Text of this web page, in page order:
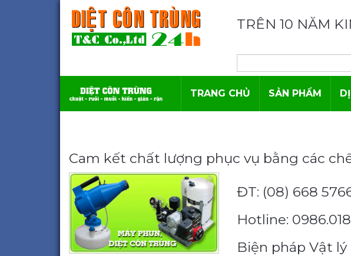
TRÊN 10 NĂM
TRANG CHỦ SẢN PHẨM
Cam kết chất lượng phục vụ bằng các
ĐT: (08) 668
Hotline:
Biện pháp Vật lý